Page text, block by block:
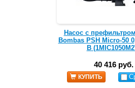
Насос с
Bombas PSH Micro-50
В
40 416 руб.
КУПИТЬ